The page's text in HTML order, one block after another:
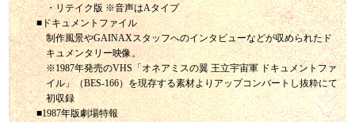
・リテイク版 ※音声はAタイプ
■ドキュメントファイル
制作風景やGAINAXスタッフへのインタビューなどが収められたド
キュメンタリー映像。
※1987年発売のVHS「オネアミスの翼 王立宇宙軍 ドキュメントファ
イル」（BES-166）を現存する素材よりアップコンバートし抜粋にて
初収録
■1987年版劇場特報